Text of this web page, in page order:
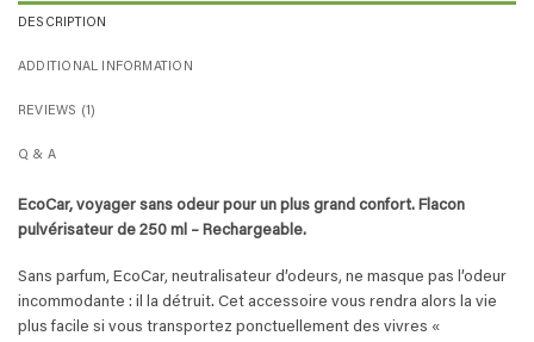
DESCRIPTION
ADDITIONAL INFORMATION
REVIEWS (1)
Q & A
EcoCar, voyager sans odeur pour un plus grand confort. Flacon
pulvérisateur de 250 ml – Rechargeable.
Sans parfum, EcoCar, neutralisateur d’odeurs, ne masque pas l’odeur
incommodante : il la détruit. Cet accessoire vous rendra alors la vie
plus facile si vous transportez ponctuellement des vivres «